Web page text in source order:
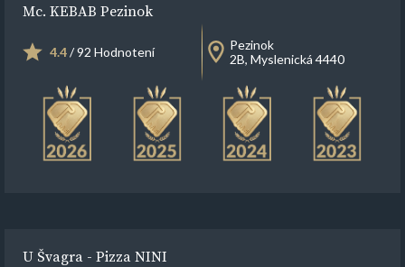
Mc. KEBAB Pezinok
4.4/ 92 Hodnotení
Pezinok
2B, Myslenická 4440
U Švagra - Pizza NINI